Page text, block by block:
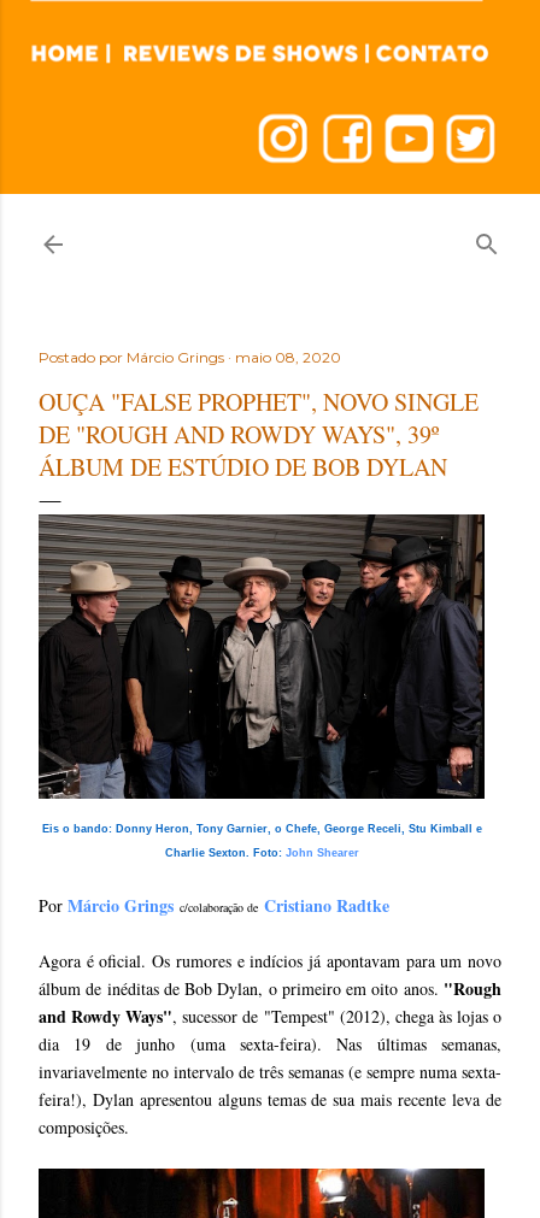
Postado por Márcio Grings maio 08, 2020
OUÇA "FALSE PROPHET", NOVO SINGLE
DE "ROUGH AND ROWDY WAYS", 39º
ÁLBUM DE ESTÚDIO DE BOB DYLAN
Eis o bando: Donny Heron, Tony Garnier, o Chefe, George Receli, Stu Kimball e
Charlie Sexton. Foto: John Shearer
Por Márcio Grings c/colaboração de Cristiano Radtke
Agora é oficial. Os rumores e indícios já apontavam para um novo
álbum de inéditas de Bob Dylan, o primeiro em oito anos. "Rough
and Rowdy Ways", sucessor de "Tempest" (2012), chega às lojas o
dia 19 de junho (uma sexta-feira). Nas últimas semanas,
invariavelmente no intervalo de três semanas (e sempre numa sexta-
feira!), Dylan apresentou alguns temas de sua mais recente leva de
composições.